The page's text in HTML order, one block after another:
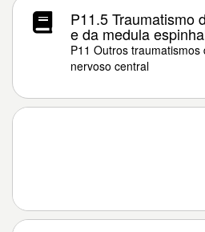
P11.5 Traumatismo
e da medula
P11 Outros
nervoso central